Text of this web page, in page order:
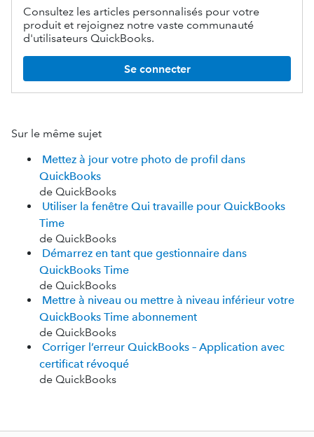
Consultez les articles personnalisés pour votre
produit et rejoignez notre vaste communauté
d'utilisateurs QuickBooks.
Se connecter
Sur le même sujet
Mettez à jour votre photo de profil dans
QuickBooks
de QuickBooks
Utiliser la fenêtre Qui travaille pour QuickBooks
Time
de QuickBooks
Démarrez en tant que gestionnaire dans
QuickBooks Time
de QuickBooks
Mettre à niveau ou mettre à niveau inférieur votre
QuickBooks Time abonnement
de QuickBooks
Corriger l’erreur QuickBooks – Application avec
certificat révoqué
de QuickBooks